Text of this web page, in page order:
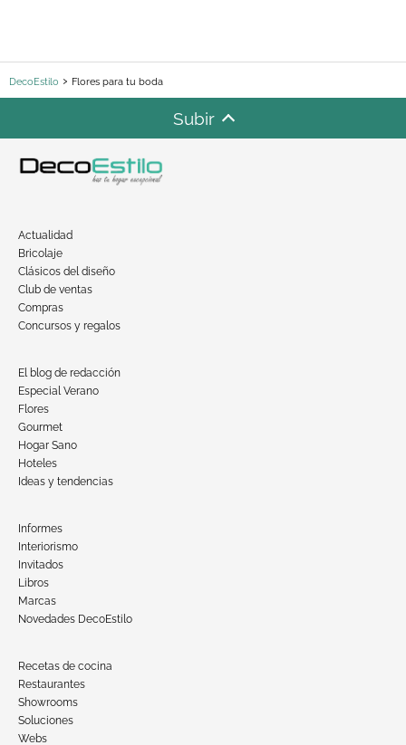
DecoEstilo Flores para tu boda
Subir
Actualidad
Bricolaje
Clásicos del diseño
Club de ventas
Compras
Concursos y regalos
El blog de redacción
Especial Verano
Flores
Gourmet
Hogar Sano
Hoteles
Ideas y tendencias
Informes
Interiorismo
Invitados
Libros
Marcas
Novedades DecoEstilo
Recetas de cocina
Restaurantes
Showrooms
Soluciones
Webs